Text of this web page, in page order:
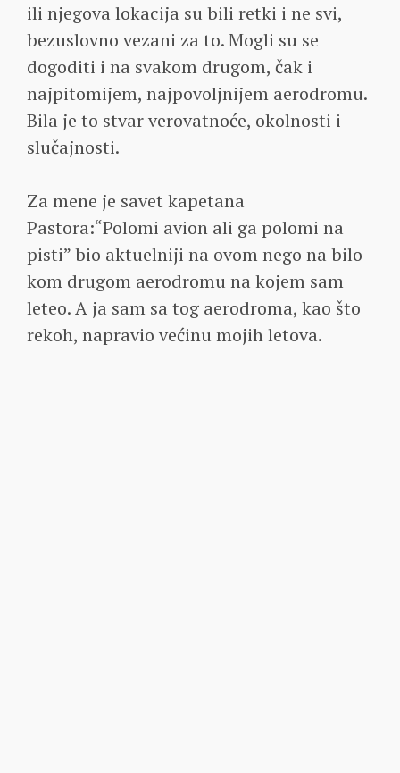
ili njegova lokacija su bili retki i ne svi,
bezuslovno vezani za to. Mogli su se
dogoditi i na svakom drugom, čak i
najpitomijem, najpovoljnijem aerodromu.
Bila je to stvar verovatnoće, okolnosti i
slučajnosti.
Za mene je savet kapetana
Pastora:“Polomi avion ali ga polomi na
pisti” bio aktuelniji na ovom nego na bilo
kom drugom aerodromu na kojem sam
leteo. A ja sam sa tog aerodroma, kao što
rekoh, napravio većinu mojih letova.